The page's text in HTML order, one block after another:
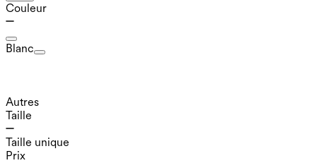
Couleur
Blanc
Autres
Taille
Taille unique
Prix